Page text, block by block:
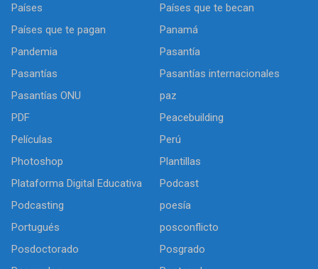
Países
Países que te becan
Países que te pagan
Panamá
Pandemia
Pasantía
Pasantías
Pasantías internacionales
Pasantías ONU
paz
PDF
Peacebuilding
Películas
Perú
Photoshop
Plantillas
Plataforma Digital Educativa
Podcast
Podcasting
poesía
Portugués
posconflicto
Posdoctorado
Posgrado